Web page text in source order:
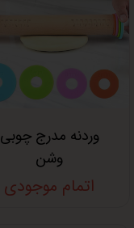
وردنه مدرج چوبی
وشن
اتمام موجودی